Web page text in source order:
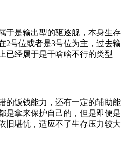
于是输出型的驱逐舰，本身生存
2号位或者是3号位为主，过去输
已经属于是干啥啥不行的类型
的饭钱能力，还有一定的辅助能
是拿来保护自己的，但是即便是
旧堪忧，适应不了生存压力较大